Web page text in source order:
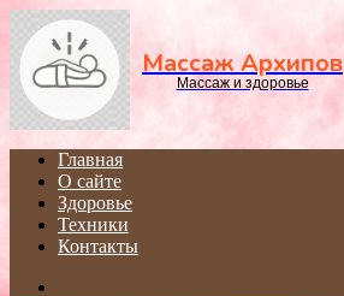
Массаж Архипов
Массаж и здоровье
Главная
О сайте
Здоровье
Техники
Контакты